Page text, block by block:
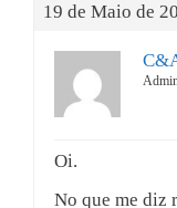
19 de Maio de
Oi.
No que me diz